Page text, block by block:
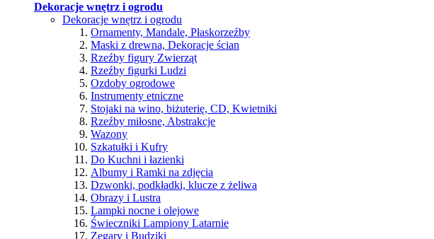
Dekoracje wnętrz i ogrodu
Dekoracje wnętrz i ogrodu
Ornamenty, Mandale, Płaskorzeźby
Maski z drewna, Dekoracje ścian
Rzeźby figury Zwierząt
Rzeźby figurki Ludzi
Ozdoby ogrodowe
Instrumenty etniczne
Stojaki na wino, biżuterię, CD, Kwietniki
Rzeźby miłosne, Abstrakcje
Wazony
Szkatułki i Kufry
Do Kuchni i łazienki
Albumy i Ramki na zdjęcia
Dzwonki, podkładki, klucze z żeliwa
Obrazy i Lustra
Lampki nocne i olejowe
Świeczniki Lampiony Latarnie
Zegary i Budziki